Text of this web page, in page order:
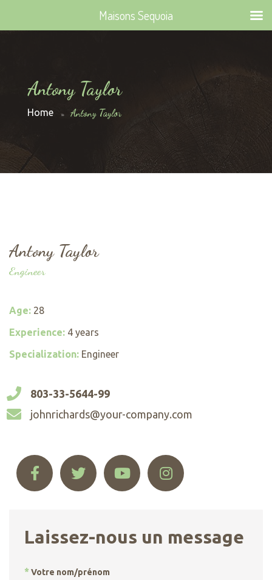
Antony Taylor
Home Antony Taylor
Antony Taylor
Engineer
Age: 28
Experience: 4 years
Specialization: Engineer
803-33-5644-99
johnrichards@your-company.com
Laissez-nous un message
*Votre nom/prénom
Maisons Sequoia